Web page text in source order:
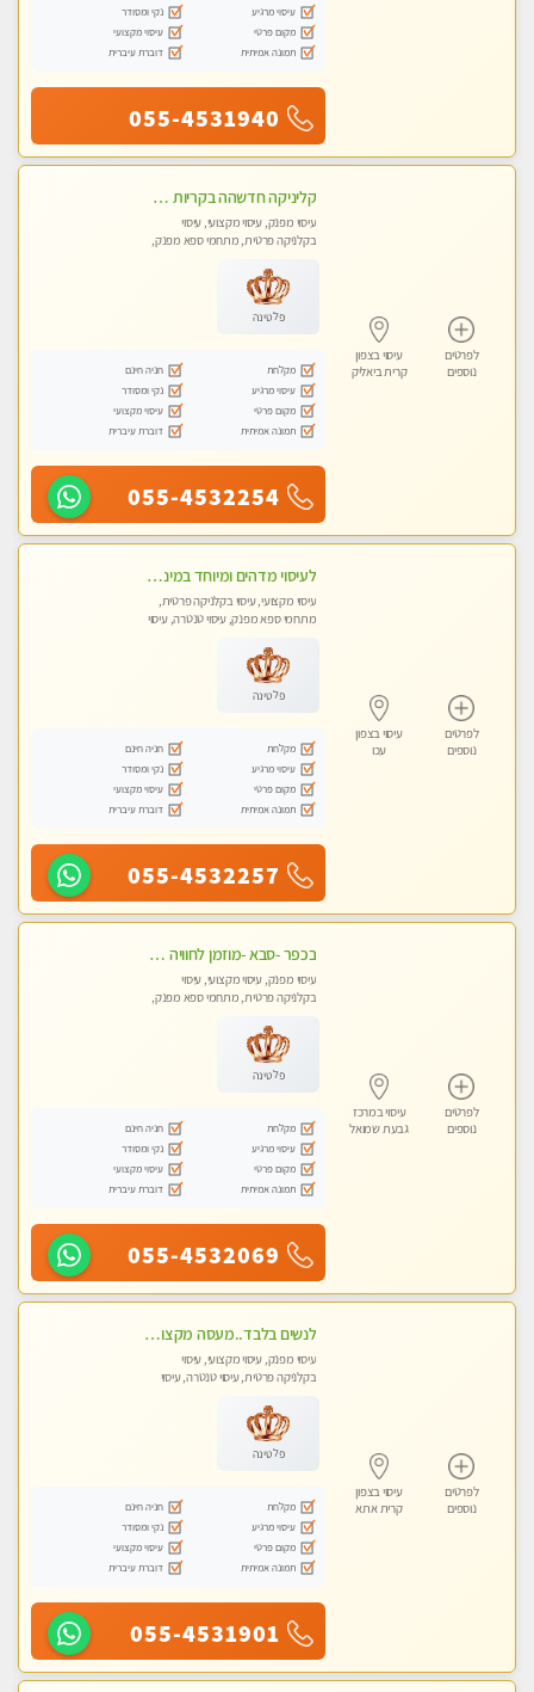
עיסוי מרגיע
נקי ומסודר
מקום פרטי
עיסוי מקצועי
תמונה אמיתית
דוברת עיברית
055-4531940
לפרטים
נוספים
עיסוי בצפון
קרית ביאליק
קליניקה חדשהה בקריות מעסה איכותית מפנקת ומקצועית מאוד+נשים +זוגות
עיסוי מפנק, עיסוי מקצועי, עיסוי
בקלניקה פרטית, מתחמי ספא מפנק,
לנשים בלבד
פלטינה
מקלחת
חניה חינם
עיסוי מרגיע
נקי ומסודר
מקום פרטי
עיסוי מקצועי
תמונה אמיתית
דוברת עיברית
055-4532254
לפרטים
נוספים
עיסוי בצפון
עכו
לעיסוי מדהים ומיוחד במינו !!מומלץ לחלוטין!!ללא מין !!
עיסוי מקצועי, עיסוי בקלניקה פרטית,
מתחמי ספא מפנק, עיסוי טנטרה, עיסוי
פלטינה
מקלחת
חניה חינם
עיסוי מרגיע
נקי ומסודר
מקום פרטי
עיסוי מקצועי
תמונה אמיתית
דוברת עיברית
055-4532257
לפרטים
נוספים
עיסוי במרכז
גבעת שמואל
בכפר -סבא -מוזמן לחוויה בלתי נשכחת!!!עיסוי מפנק ביותר מומלץ לחלוטין!!!
עיסוי מפנק, עיסוי מקצועי, עיסוי
בקלניקה פרטית, מתחמי ספא מפנק,
לנשים בלבד
פלטינה
מקלחת
חניה חינם
עיסוי מרגיע
נקי ומסודר
מקום פרטי
עיסוי מקצועי
תמונה אמיתית
דוברת עיברית
055-4532069
לפרטים
נוספים
עיסוי בצפון
קרית אתא
לנשים בלבד..מעסה מקצועי לנשים בלבד לעיסוי מרגיע ומפנק VIP-מומלץ לחלוטין! פרטי! ​​​​​​
עיסוי מפנק, עיסוי מקצועי, עיסוי
בקלניקה פרטית, עיסוי טנטרה, עיסוי
פלטינה
מקלחת
חניה חינם
עיסוי מרגיע
נקי ומסודר
מקום פרטי
עיסוי מקצועי
תמונה אמיתית
דוברת עיברית
055-4531901